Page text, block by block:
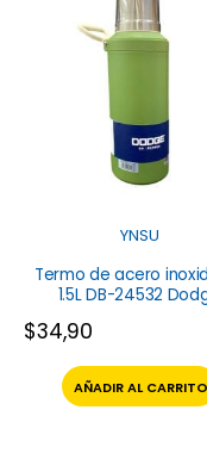
YNSU
Termo de acero
1.5L DB-24532
$34,90
AÑADIR AL CARRITO